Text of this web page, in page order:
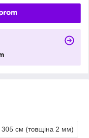
305 см (товщіна 2 мм)